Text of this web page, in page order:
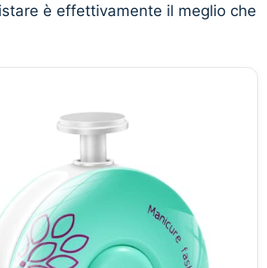
è effettivamente il meglio che